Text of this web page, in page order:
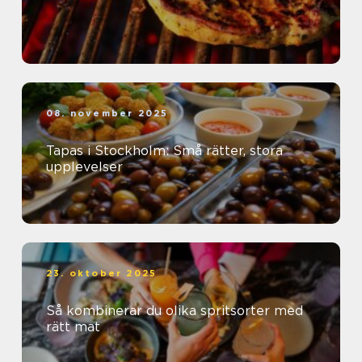
08. november 2025
Tapas i Stockholm: Små rätter, stora
upplevelser
23. oktober 2025
Så kombinerar du olika spritsorter med
rätt mat